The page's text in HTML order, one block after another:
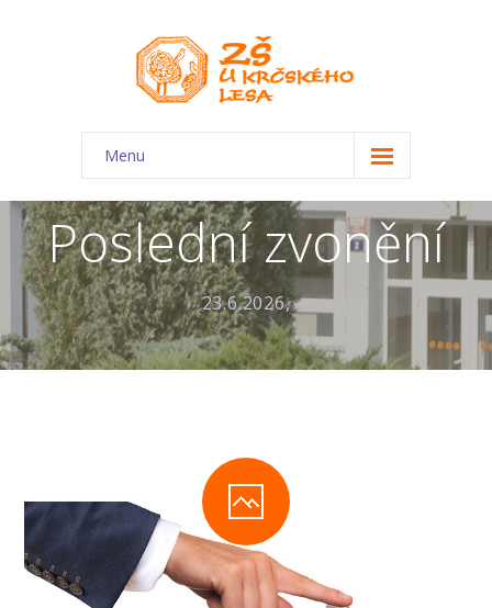
Menu
O škole
-- Charakteristika školy
-- Plán školního roku
-- Dokumenty
-- Virtuální prohlídka
-- Inspekční zpráva
Pedagogický sbor
Poslední zvonění
23.6.2026,